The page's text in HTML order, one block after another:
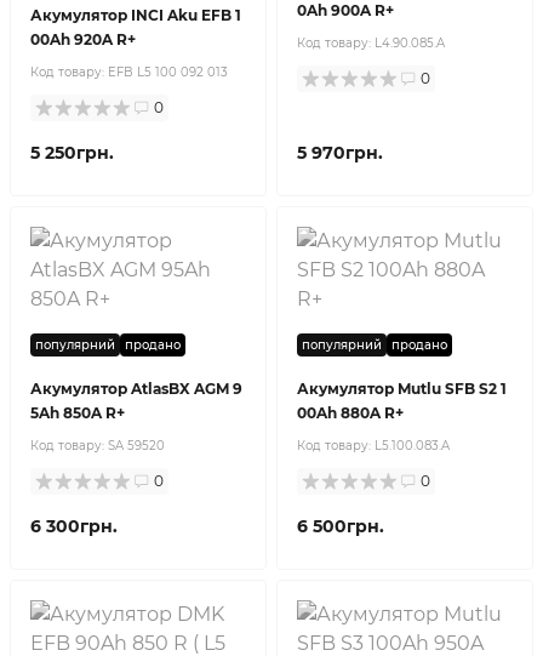
Акумулятор INCI Aku EFB 1
00Ah 920A R+
Код товару: EFB L5 100 092 013
0
5 250грн.
0Ah 900A R+
Код товару: L4.90.085.A
0
5 970грн.
популярний продано
Акумулятор AtlasBX AGM 9
5Ah 850A R+
Код товару: SA 59520
0
6 300грн.
популярний продано
Акумулятор Mutlu SFB S2 1
00Ah 880A R+
Код товару: L5.100.083.A
0
6 500грн.